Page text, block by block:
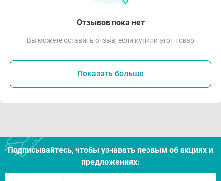
Отзывов пока нет
Вы можете оставить отзыв, если купили этот товар
Показать больше
Подписывайтесь, чтобы узнавать первым об акцияx и
предложениях: